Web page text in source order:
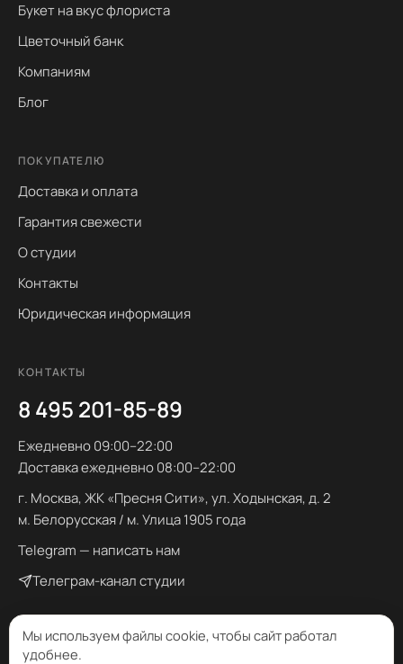
Букет на вкус флориста
Цветочный банк
Компаниям
Блог
ПОКУПАТЕЛЮ
Доставка и оплата
Гарантия свежести
О студии
Контакты
Юридическая информация
КОНТАКТЫ
8 495 201-85-89
Ежедневно 09:00–22:00
Доставка ежедневно 08:00–22:00
г. Москва, ЖК «Пресня Сити», ул. Ходынская, д. 2
м. Белорусская / м. Улица 1905 года
Telegram — написать нам
Телеграм-канал студии
Мы используем файлы cookie, чтобы сайт работал
удобнее.